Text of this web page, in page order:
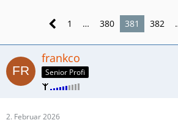
1 … 380 381 382
frankco
Senior Profi
2. Februar 2026